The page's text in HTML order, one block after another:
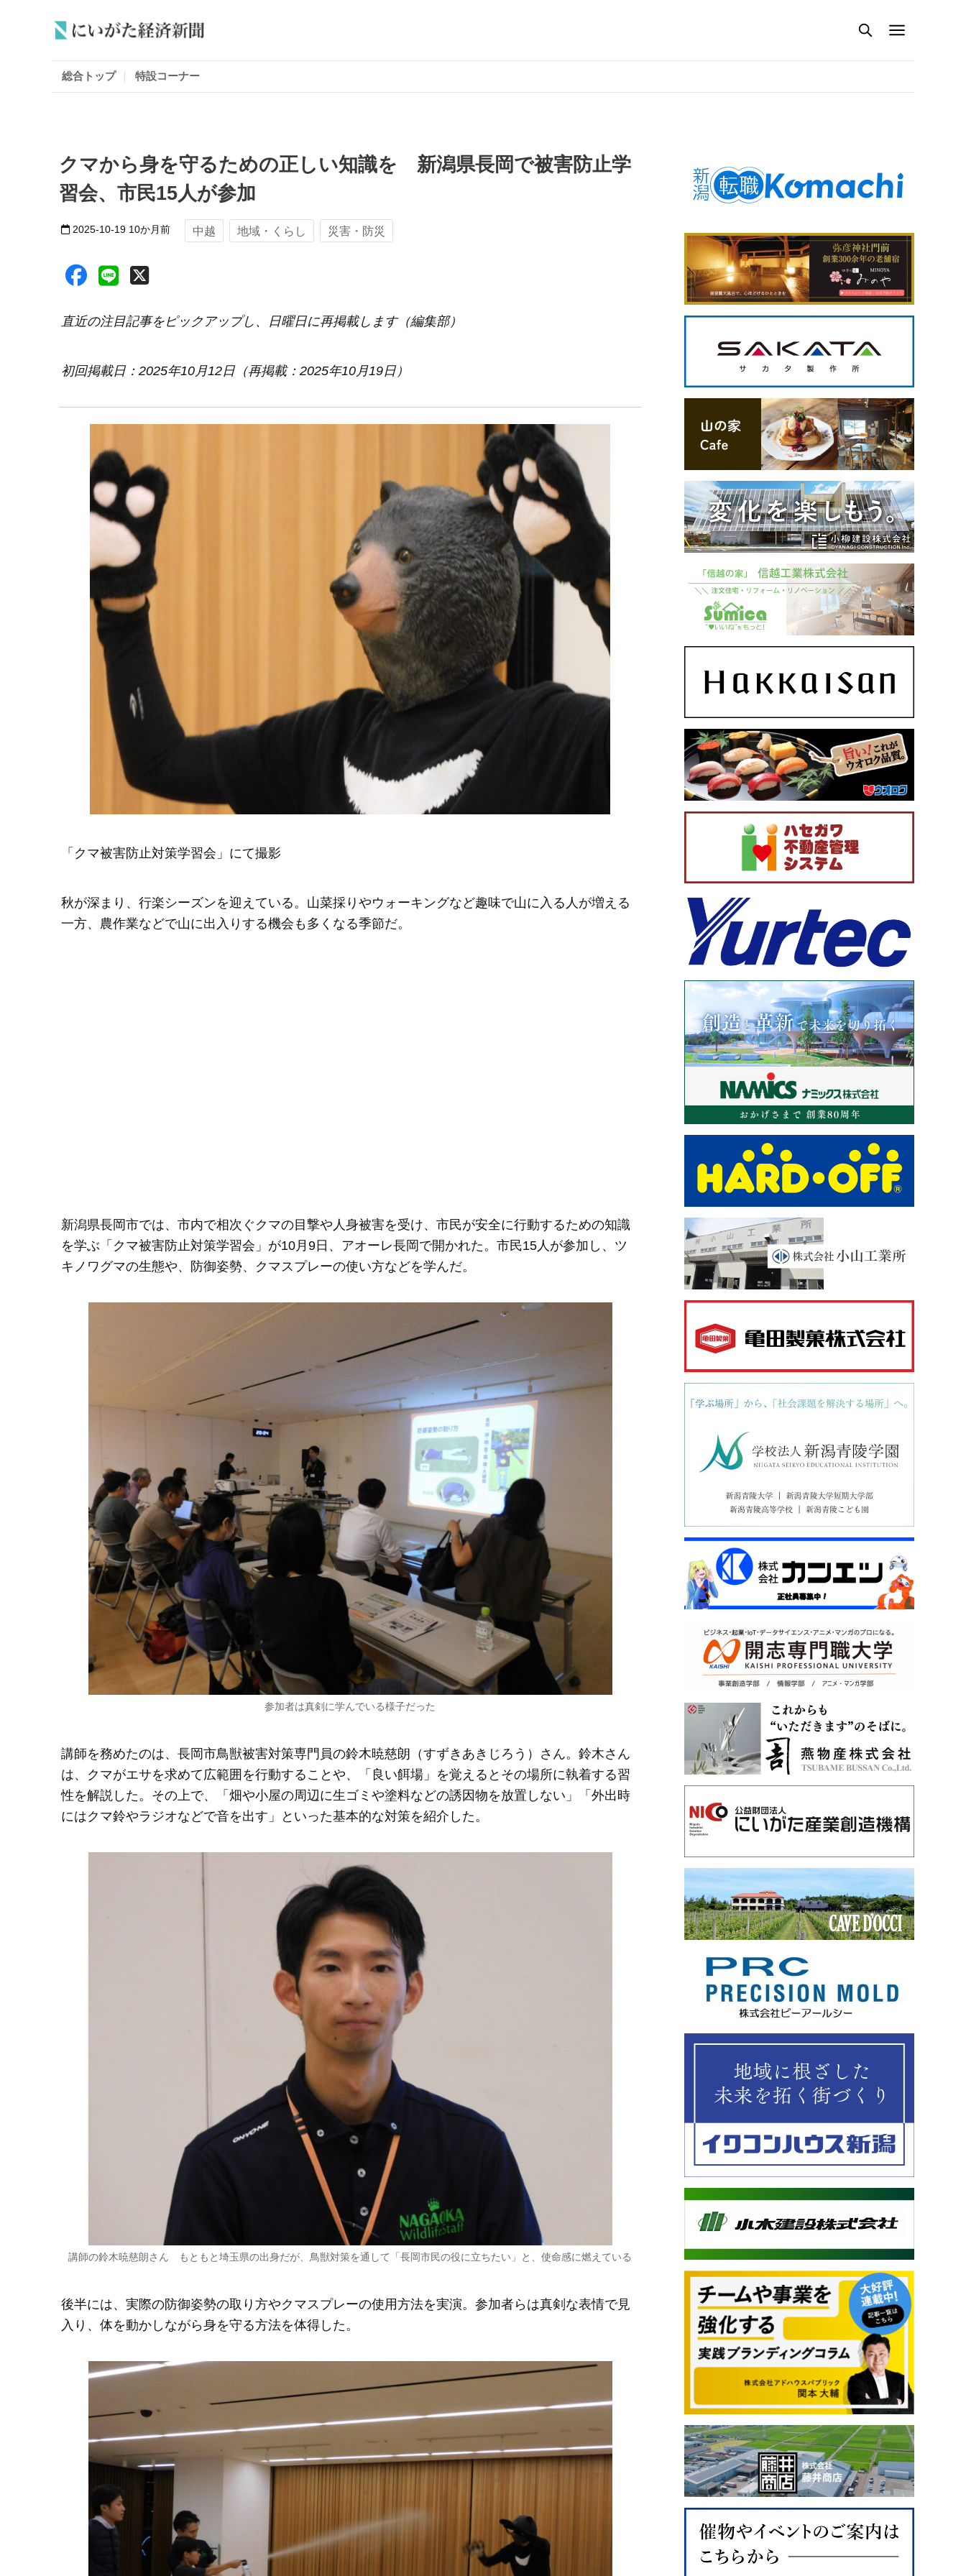
総合トップ 特設コーナー
クマから身を守るための正しい知識を 新潟県長岡で被害防止学
習会、市民15人が参加
2025-10-19 10か月前 中越 地域・くらし 災害・防災
直近の注目記事をピックアップし、日曜日に再掲載します（編集部）
初回掲載日：2025年10月12日（再掲載：2025年10月19日）
「クマ被害防止対策学習会」にて撮影
秋が深まり、行楽シーズンを迎えている。山菜採りやウォーキングなど趣味で山に入る人が増える
一方、農作業などで山に出入りする機会も多くなる季節だ。
新潟県長岡市では、市内で相次ぐクマの目撃や人身被害を受け、市民が安全に行動するための知識
を学ぶ「クマ被害防止対策学習会」が10月9日、アオーレ長岡で開かれた。市民15人が参加し、ツ
キノワグマの生態や、防御姿勢、クマスプレーの使い方などを学んだ。
参加者は真剣に学んでいる様子だった
講師を務めたのは、長岡市鳥獣被害対策専門員の鈴木暁慈朗（すずきあきじろう）さん。鈴木さん
は、クマがエサを求めて広範囲を行動することや、「良い餌場」を覚えるとその場所に執着する習
性を解説した。その上で、「畑や小屋の周辺に生ゴミや塗料などの誘因物を放置しない」「外出時
にはクマ鈴やラジオなどで音を出す」といった基本的な対策を紹介した。
講師の鈴木暁慈朗さん もともと埼玉県の出身だが、鳥獣対策を通して「長岡市民の役に立ちたい」と、使命感に燃えている
後半には、実際の防御姿勢の取り方やクマスプレーの使用方法を実演。参加者らは真剣な表情で見
入り、体を動かしながら身を守る方法を体得した。